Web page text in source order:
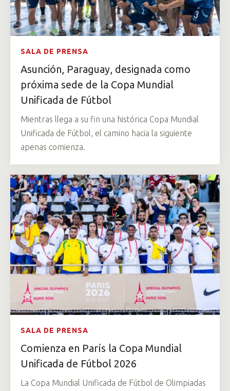
SALA DE PRENSA
Asunción, Paraguay, designada como
próxima sede de la Copa Mundial
Unificada de Fútbol
Mientras llega a su fin una histórica Copa Mundial
Unificada de Fútbol, el camino hacia la siguiente
apenas comienza.
SALA DE PRENSA
Comienza en París la Copa Mundial
Unificada de Fútbol 2026
La Copa Mundial Unificada de Fútbol de Olimpiadas